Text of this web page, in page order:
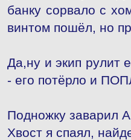
банку сорвало с
винтом пошёл, но
Да,ну и экип рулит
- его потёрло и
Подножку заварил
Хвост я спаял,